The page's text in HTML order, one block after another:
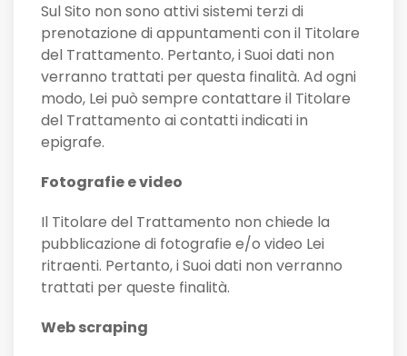
Sul Sito non sono attivi sistemi terzi di
prenotazione di appuntamenti con il Titolare
del Trattamento. Pertanto, i Suoi dati non
verranno trattati per questa finalità. Ad ogni
modo, Lei può sempre contattare il Titolare
del Trattamento ai contatti indicati in
epigrafe.
Fotografie e video
Il Titolare del Trattamento non chiede la
pubblicazione di fotografie e/o video Lei
ritraenti. Pertanto, i Suoi dati non verranno
trattati per queste finalità.
Web scraping